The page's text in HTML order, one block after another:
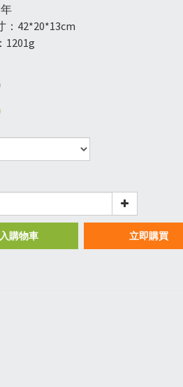
：42*20*13cm
1201g
購物車 立即購買